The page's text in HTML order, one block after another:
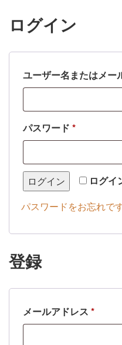
ログイン
ユーザー名またはメー
パスワード *必
ログイ
ログイン
パスワードをお忘れで
登録
メールアドレス *必
須